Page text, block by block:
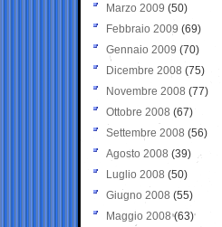
Marzo 2009 (50)
Febbraio 2009 (69)
Gennaio 2009 (70)
Dicembre 2008 (75)
Novembre 2008 (77)
Ottobre 2008 (67)
Settembre 2008 (56)
Agosto 2008 (39)
Luglio 2008 (50)
Giugno 2008 (55)
Maggio 2008(63)